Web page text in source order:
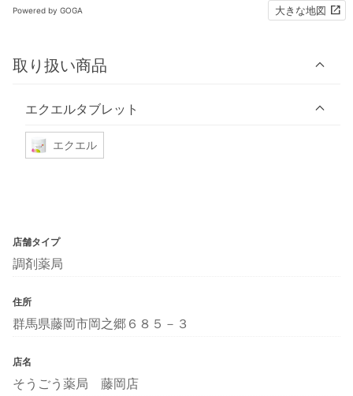
Powered by GOGA 大きな地図
取り扱い商品
エクエルタブレット
エクエル
店舗タイプ
調剤薬局
住所
群馬県藤岡市岡之郷６８５－３
店名
そうごう薬局 藤岡店